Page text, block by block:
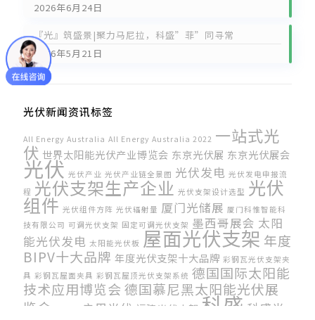
2026年6月24日
『光』筑盛景|聚力马尼拉，科盛”菲”同寻常
2026年5月21日
光伏新闻资讯标签
All Energy Australia All Energy Australia 2022 一站式光
伏 世界太阳能光伏产业博览会 东京光伏展 东京光伏展会
光伏 光伏产业 光伏产业链全景图 光伏发电 光伏发电申报流
程 光伏支架生产企业 光伏支架设计选型 光伏
组件 光伏组件方阵 光伏辐射量 厦门光储展 厦门科惟智能科
技有限公司 可调光伏支架 固定可调光伏支架 墨西哥展会 太阳
能光伏发电 太阳能光伏板 屋面光伏支架 年度
BIPV十大品牌 年度光伏支架十大品牌 彩钢瓦光伏支架夹
具 彩钢瓦屋面夹具 彩钢瓦屋顶光伏支架系统 德国国际太阳能
技术应用博览会 德国慕尼黑太阳能光伏展
览会
户用光伏 福建光伏支架 科盛 科盛光